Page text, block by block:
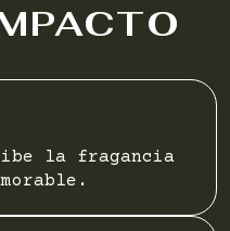
la fragancia